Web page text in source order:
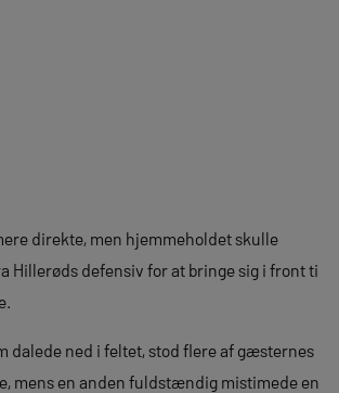
direkte, men hjemmeholdet skulle
Hillerøds defensiv for at bringe sig i front ti
dalede ned i feltet, stod flere af gæsternes
mens en anden fuldstændig mistimede en